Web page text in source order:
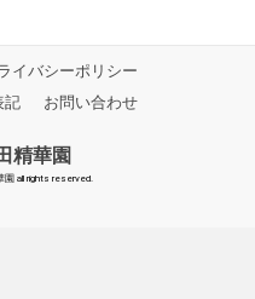
イバシーポリシー
記
お問い合わせ
精華園
園 all rights reserved.